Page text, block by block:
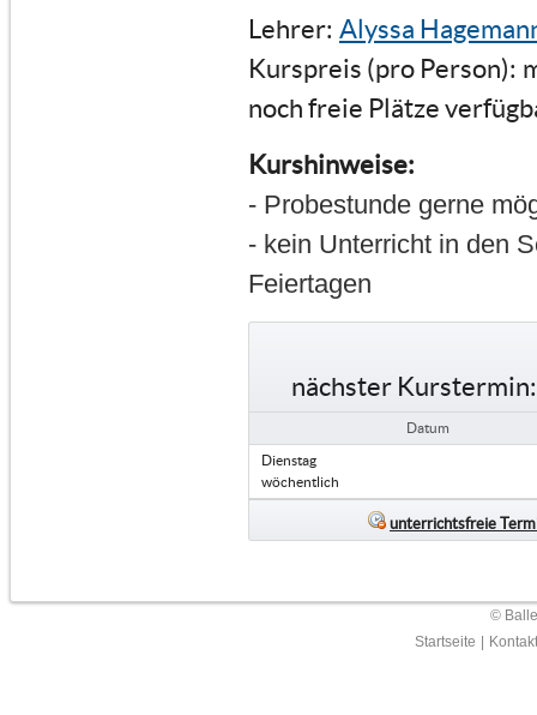
Lehrer: Alyssa
Kurspreis (pro Person):
noch freie Plätze
Kurshinweise:
- Probestunde gerne
- kein Unterricht in den
Feiertagen
nächster Kurstermin:
Datum
Dienstag
wöchentlich
unterrichtsfreie
©
Startseite
Kontakt